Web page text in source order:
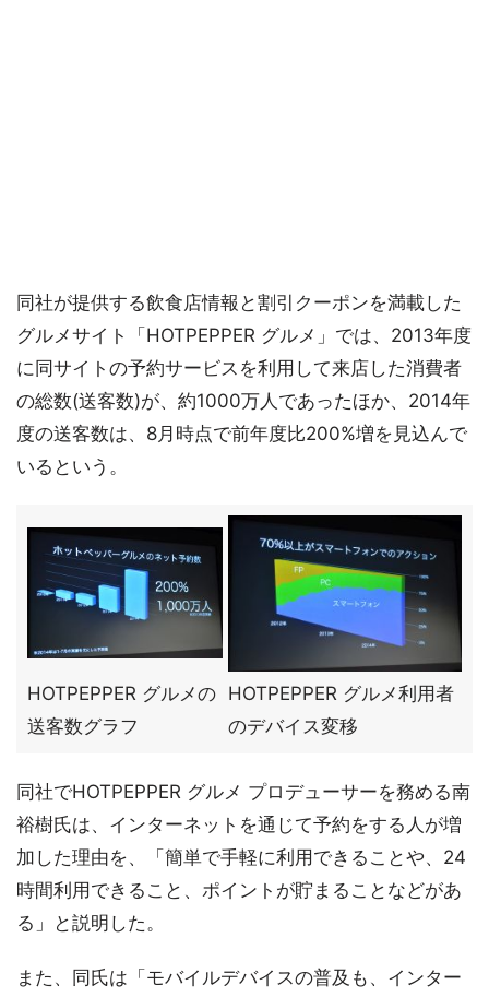
同社が提供する飲食店情報と割引クーポンを満載した
グルメサイト「HOTPEPPER グルメ」では、2013年度
に同サイトの予約サービスを利用して来店した消費者
の総数(送客数)が、約1000万人であったほか、2014年
度の送客数は、8月時点で前年度比200%増を見込んで
いるという。
HOTPEPPER グルメの
送客数グラフ
HOTPEPPER グルメ利用者
のデバイス変移
同社でHOTPEPPER グルメ プロデューサーを務める南
裕樹氏は、インターネットを通じて予約をする人が増
加した理由を、「簡単で手軽に利用できることや、24
時間利用できること、ポイントが貯まることなどがあ
る」と説明した。
また、同氏は「モバイルデバイスの普及も、インター